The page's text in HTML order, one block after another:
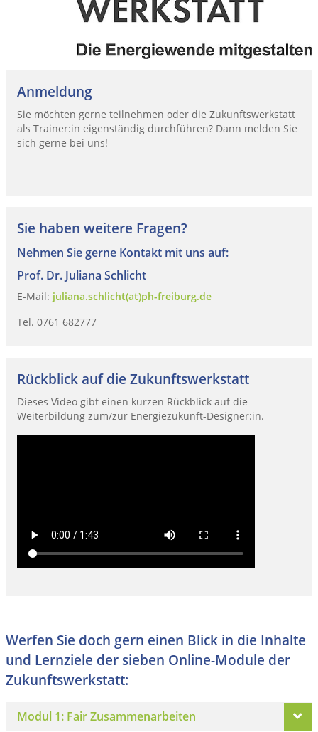
Anmeldung
Sie möchten gerne teilnehmen oder die Zukunftswerkstatt
als Trainer:in eigenständig durchführen? Dann melden Sie
sich gerne bei uns!
Sie haben weitere Fragen?
Nehmen Sie gerne Kontakt mit uns auf:
Prof. Dr. Juliana Schlicht
E-Mail: juliana.schlicht(at)ph-freiburg.de
Tel. 0761 682777
Rückblick auf die Zukunftswerkstatt
Dieses Video gibt einen kurzen Rückblick auf die
Weiterbildung zum/zur Energiezukunft-Designer:in.
Werfen Sie doch gern einen Blick in die Inhalte
und Lernziele der sieben Online-Module der
Zukunftswerkstatt:
Modul 1: Fair Zusammenarbeiten